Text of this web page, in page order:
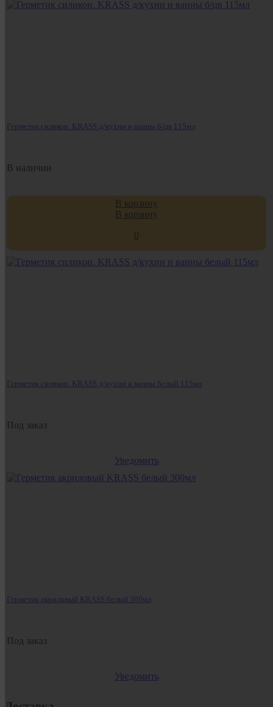
Герметик силикон. KRASS д/кухни и ванны б/цв 115мл
В наличии
В корзину
В корзину
0
Герметик силикон. KRASS д/кухни и ванны белый 115мл
Под заказ
Уведомить
Герметик акриловый KRASS белый 300мл
Под заказ
Уведомить